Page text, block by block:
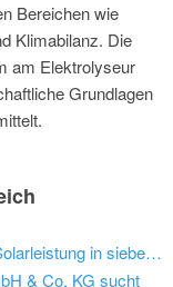
Bereichen wie
Klimabilanz. Die
am Elektrolyseur
Grundlagen
Deutschland: 10.000 MW neue Wind- und Solarleistung in sieben Monaten am Netz
& Co. KG sucht